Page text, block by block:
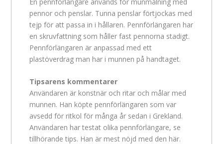
pennor och penslar. Tunna penslar förtjockas med
tejp för att passa in i hållaren. Pennförlängaren har
en skruvfattning som håller fast pennorna stadigt.
Pennförlängaren är anpassad med ett
plastöverdrag man har i munnen på handtaget.
Tipsarens kommentarer
Användaren är konstnär och ritar och målar med
munnen. Han köpte pennförlängaren som var
avsedd för ritkol för många år sedan i Grekland.
Användaren har testat olika pennförlängare, se
tillhörande tips. Han är mest nöjd med den här.